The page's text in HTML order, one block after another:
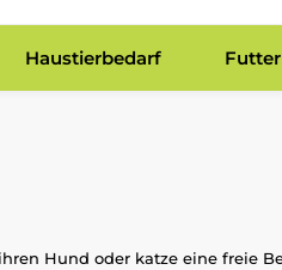
Haustierbedarf Futter
Hund oder katze eine freie